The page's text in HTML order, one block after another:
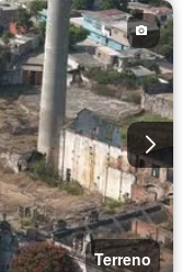
Terreno